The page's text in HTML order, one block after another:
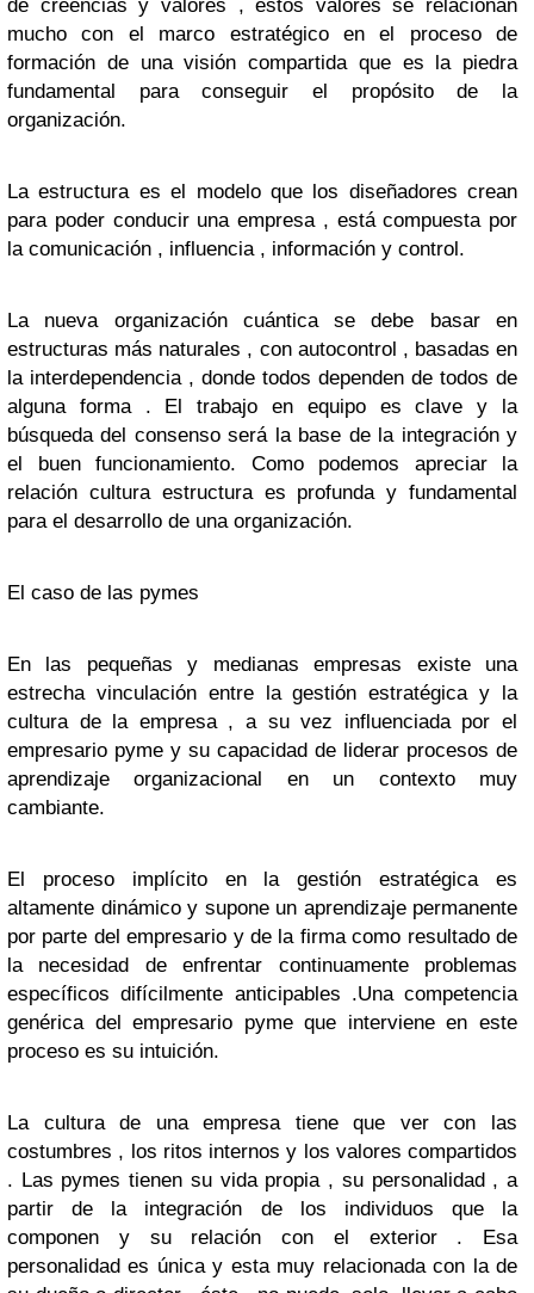
de creencias y valores , estos valores se relacionan
mucho con el marco estratégico en el proceso de
formación de una visión compartida que es la piedra
fundamental para conseguir el propósito de la
organización.
La estructura es el modelo que los diseñadores crean
para poder conducir una empresa , está compuesta por
la comunicación , influencia , información y control.
La nueva organización cuántica se debe basar en
estructuras más naturales , con autocontrol , basadas en
la interdependencia , donde todos dependen de todos de
alguna forma . El trabajo en equipo es clave y la
búsqueda del consenso será la base de la integración y
el buen funcionamiento. Como podemos apreciar la
relación cultura estructura es profunda y fundamental
para el desarrollo de una organización.
El caso de las pymes
En las pequeñas y medianas empresas existe una
estrecha vinculación entre la gestión estratégica y la
cultura de la empresa , a su vez influenciada por el
empresario pyme y su capacidad de liderar procesos de
aprendizaje organizacional en un contexto muy
cambiante.
El proceso implícito en la gestión estratégica es
altamente dinámico y supone un aprendizaje permanente
por parte del empresario y de la firma como resultado de
la necesidad de enfrentar continuamente problemas
específicos difícilmente anticipables .Una competencia
genérica del empresario pyme que interviene en este
proceso es su intuición.
La cultura de una empresa tiene que ver con las
costumbres , los ritos internos y los valores compartidos
. Las pymes tienen su vida propia , su personalidad , a
partir de la integración de los individuos que la
componen y su relación con el exterior . Esa
personalidad es única y esta muy relacionada con la de